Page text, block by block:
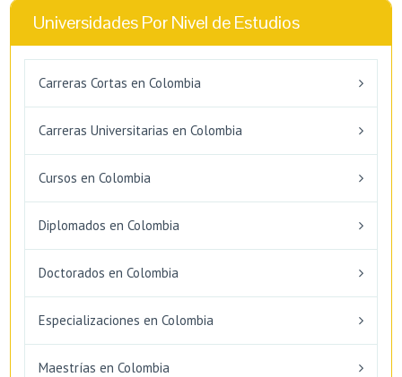
Universidades Por Nivel de Estudios
Carreras Cortas en Colombia
Carreras Universitarias en Colombia
Cursos en Colombia
Diplomados en Colombia
Doctorados en Colombia
Especializaciones en Colombia
Maestrías en Colombia